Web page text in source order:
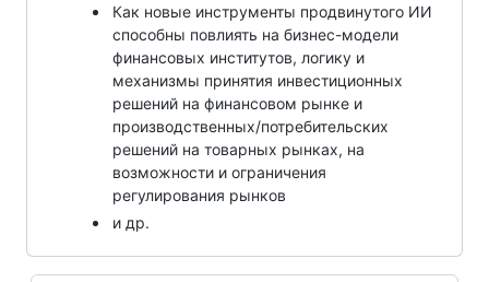
Как новые инструменты продвинутого ИИ
способны повлиять на бизнес-модели
финансовых институтов, логику и
механизмы принятия инвестиционных
решений на финансовом рынке и
производственных/потребительских
решений на товарных рынках, на
возможности и ограничения
регулирования рынков
и др.